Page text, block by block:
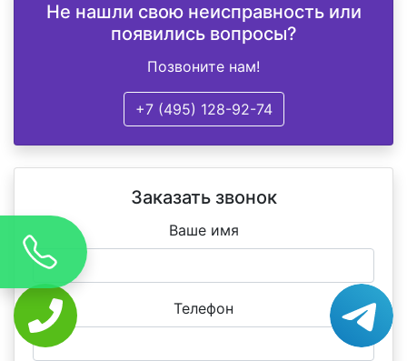
Не нашли свою неисправность или
появились вопросы?
Позвоните нам!
+7 (495) 128-92-74
Заказать звонок
Ваше имя
Телефон